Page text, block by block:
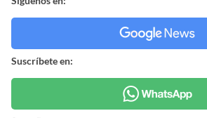
Suscríbete en: